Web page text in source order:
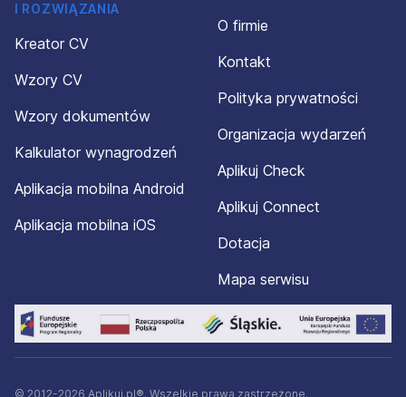
I ROZWIĄZANIA
Kreator CV
Wzory CV
Wzory dokumentów
Kalkulator wynagrodzeń
Aplikacja mobilna Android
Aplikacja mobilna iOS
O firmie
Kontakt
Polityka prywatności
Organizacja wydarzeń
Aplikuj Check
Aplikuj Connect
Dotacja
Mapa serwisu
© 2012-2026 Aplikuj.pl®. Wszelkie prawa zastrzeżone.